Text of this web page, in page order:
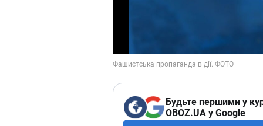
Будьте першими у
OBOZ.UA у Google